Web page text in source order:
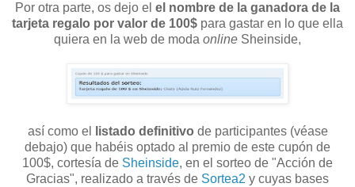
Por otra parte, os dejo el el nombre de la ganadora de la
tarjeta regalo por valor de 100$ para gastar en lo que ella
quiera en la web de moda online Sheinside,
así como el listado definitivo de participantes (véase
debajo) que habéis optado al premio de este cupón de
100$, cortesía de Sheinside, en el sorteo de "Acción de
Gracias", realizado a través de Sortea2 y cuyas bases